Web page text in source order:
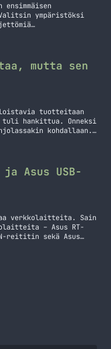
ympäristöksi
voit julkaista
piti pistää 25
myös siksi, koska
ja olen Eclipseä
Julkaisinpa
mutta sen
loistavia tuotteitaan
tuli hankittua. Onneksi
kohdallaan.
taas onkin aivan
hieman teknistä
on 1280×768 eli…
mutta sen
Asus USB-
verkkolaitteita. Sain
– Asus RT-
reititin sekä Asus
WLAN-adapteri.
nopeutta
että langaton